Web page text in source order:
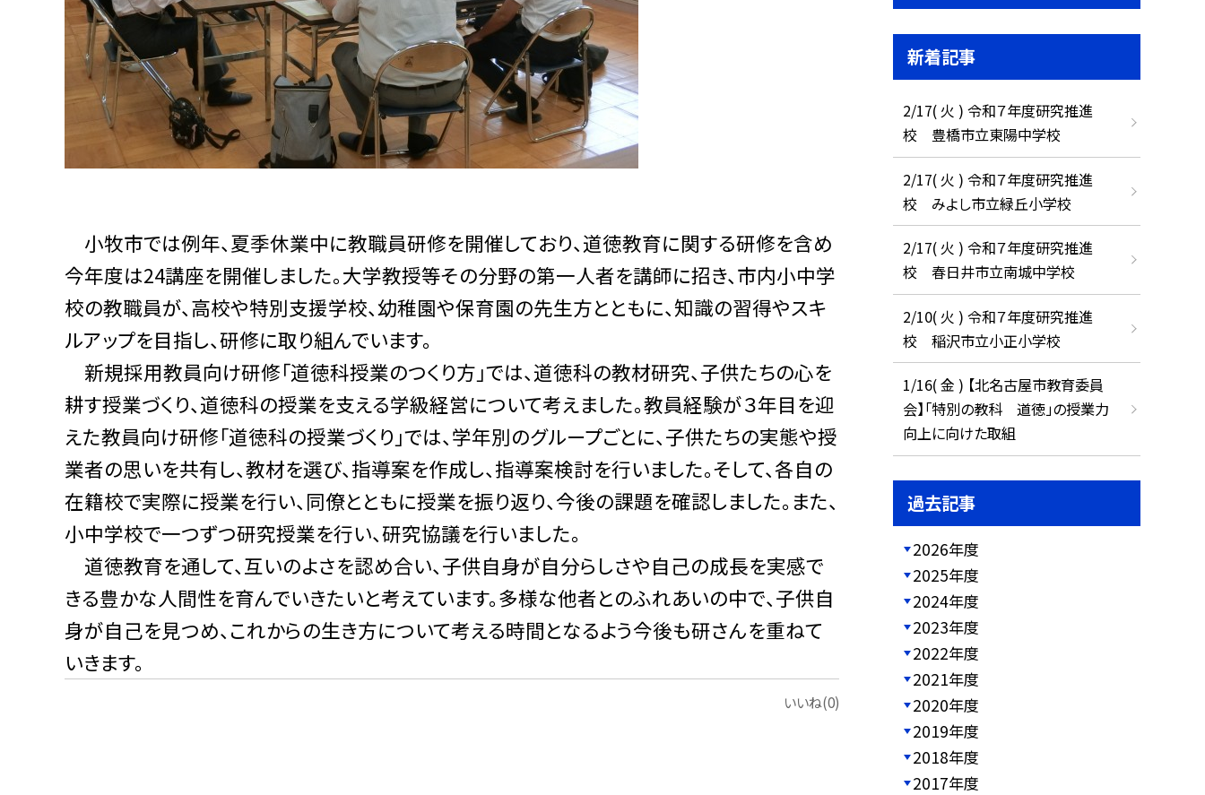
小牧市では例年、夏季休業中に教職員研修を開催しており、道徳教育に関する研修を含め
今年度は24講座を開催しました。大学教授等その分野の第一人者を講師に招き、市内小中学
校の教職員が、高校や特別支援学校、幼稚園や保育園の先生方とともに、知識の習得やスキ
ルアップを目指し、研修に取り組んでいます。
新規採用教員向け研修「道徳科授業のつくり方」では、道徳科の教材研究、子供たちの心を
耕す授業づくり、道徳科の授業を支える学級経営について考えました。教員経験が３年目を迎
えた教員向け研修「道徳科の授業づくり」では、学年別のグループごとに、子供たちの実態や授
業者の思いを共有し、教材を選び、指導案を作成し、指導案検討を行いました。そして、各自の
在籍校で実際に授業を行い、同僚とともに授業を振り返り、今後の課題を確認しました。また、
小中学校で一つずつ研究授業を行い、研究協議を行いました。
道徳教育を通して、互いのよさを認め合い、子供自身が自分らしさや自己の成長を実感で
きる豊かな人間性を育んでいきたいと考えています。多様な他者とのふれあいの中で、子供自
身が自己を見つめ、これからの生き方について考える時間となるよう今後も研さんを重ねて
いきます。
いいね(0)
新着記事
2/17( 火 ) 令和７年度研究推進
校 豊橋市立東陽中学校
2/17( 火 ) 令和７年度研究推進
校 みよし市立緑丘小学校
2/17( 火 ) 令和７年度研究推進
校 春日井市立南城中学校
2/10( 火 ) 令和７年度研究推進
校 稲沢市立小正小学校
1/16( 金 ) 【北名古屋市教育委員
会】「特別の教科 道徳」の授業力
向上に向けた取組
過去記事
2026年度
2025年度
2024年度
2023年度
2022年度
2021年度
2020年度
2019年度
2018年度
2017年度